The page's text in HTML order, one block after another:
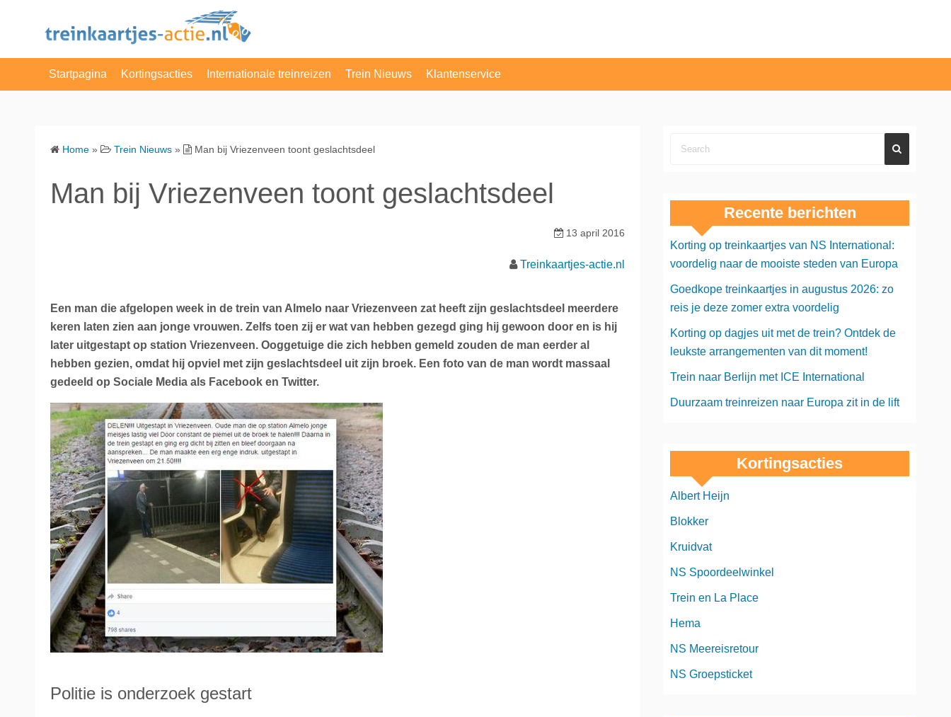
Startpagina Kortingsacties
NS dagkaart
Albert Heijn
La Place
Internationale treinreizen
Engeland
Nederland
Trein naar Oostenrijk
Polen
Treinen
Trein Nieuws Klantenservice
Home » Trein Nieuws » Man bij Vriezenveen toont geslachtsdeel
Man bij Vriezenveen toont geslachtsdeel
13 april 2016
Treinkaartjes-actie.nl
Een man die afgelopen week in de trein van Almelo naar Vriezenveen zat heeft zijn geslachtsdeel meerdere
keren laten zien aan jonge vrouwen. Zelfs toen zij er wat van hebben gezegd ging hij gewoon door en is hij
later uitgestapt op station Vriezenveen. Ooggetuige die zich hebben gemeld zouden de man eerder al
hebben gezien, omdat hij opviel met zijn geslachtsdeel uit zijn broek. Een foto van de man wordt massaal
gedeeld op Sociale Media als Facebook en Twitter.
Politie is onderzoek gestart
Recente berichten
Korting op treinkaartjes van NS International:
voordelig naar de mooiste steden van Europa
Goedkope treinkaartjes in augustus 2026: zo
reis je deze zomer extra voordelig
Korting op dagjes uit met de trein? Ontdek de
leukste arrangementen van dit moment!
Trein naar Berlijn met ICE International
Duurzaam treinreizen naar Europa zit in de lift
Kortingsacties
Albert Heijn
Blokker
Kruidvat
NS Spoordeelwinkel
Trein en La Place
Hema
NS Meereisretour
NS Groepsticket